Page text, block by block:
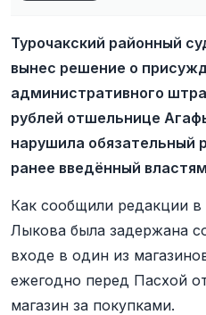
Турочакский районный
вынес решение о
административного
рублей отшельнице
нарушила обязательный
ранее введённый
Как сообщили редакции в
Лыкова была задержана
входе в один из
ежегодно перед Пасхой
магазин за покупками.